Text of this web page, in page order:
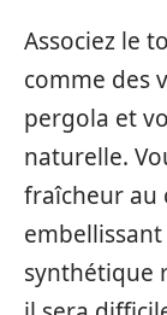
Associez le
comme des
pergola et
naturelle.
fraîcheur au
synthétique